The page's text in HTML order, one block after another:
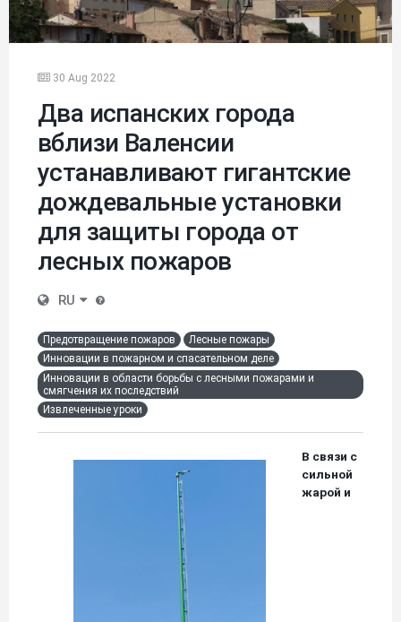
30 Aug 2022
Два испанских города
вблизи Валенсии
устанавливают гигантские
дождевальные установки
для защиты города от
лесных пожаров
RU
Предотвращение пожаров
Лесные пожары
Инновации в пожарном и спасательном деле
Инновации в области борьбы с лесными пожарами и
смягчения их последствий
Извлеченные уроки
В связи с
сильной
жарой и